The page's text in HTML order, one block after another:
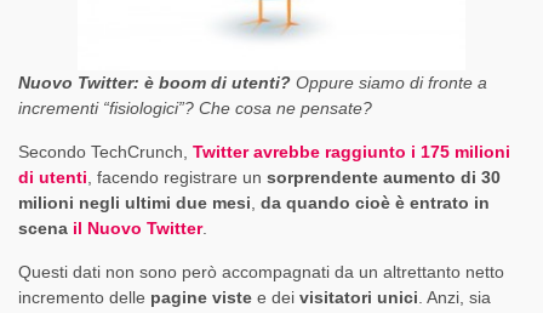
Nuovo Twitter: è boom di utenti? Oppure siamo di fronte a
incrementi “fisiologici”? Che cosa ne pensate?
Secondo TechCrunch, Twitter avrebbe raggiunto i 175 milioni
di utenti, facendo registrare un sorprendente aumento di 30
milioni negli ultimi due mesi, da quando cioè è entrato in
scena il Nuovo Twitter.
Questi dati non sono però accompagnati da un altrettanto netto
incremento delle pagine viste e dei visitatori unici. Anzi, sia